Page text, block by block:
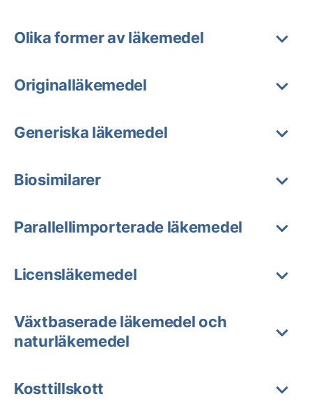
Olika former av läkemedel
Originalläkemedel
Generiska läkemedel
Biosimilarer
Parallellimporterade läkemedel
Licensläkemedel
Växtbaserade läkemedel och
naturläkemedel
Kosttillskott